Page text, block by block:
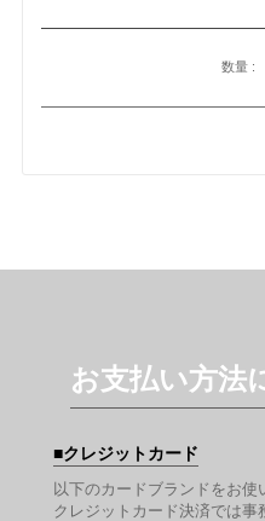
数量 :
お支払い方法
クレジットカード
以下のカードブランドをお使
クレジットカード決済では事